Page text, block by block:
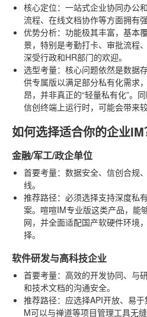
核心定位：一站式企业协同办公
流程、在线文档协作等方面拥有
优势分析：功能极其丰富，基本
景，特别是考勤打卡、审批流程
深受行政和HR部门的欢迎。
选型考量：核心问题依然是数据
供专属版以满足部分私有化需求
昂，并非真正的“轻量私有化”。
信创终端上运行时，可能会带来
如何选择适合你的企业IM
金融/军工/政企单位
首要考量：数据安全、信创合规
线。
推荐路径：必须选择支持深度私
案。喧喧IM专业版这类产品，能
网，并全面适配国产软硬件环境
择。
软件研发与高科技企业
首要考量：高效的开发协同、与
和技术文档的沟通安全。
推荐路径：应选择API开放、易
M可以与禅道等项目管理工具无